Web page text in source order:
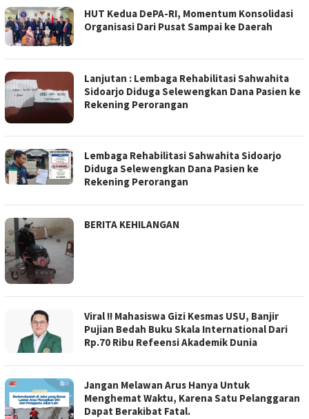
HUT Kedua DePA-RI, Momentum Konsolidasi
Organisasi Dari Pusat Sampai ke Daerah
Lanjutan : Lembaga Rehabilitasi Sahwahita
Sidoarjo Diduga Selewengkan Dana Pasien ke
Rekening Perorangan
Lembaga Rehabilitasi Sahwahita Sidoarjo
Diduga Selewengkan Dana Pasien ke
Rekening Perorangan
BERITA KEHILANGAN
Viral !! Mahasiswa Gizi Kesmas USU, Banjir
Pujian Bedah Buku Skala International Dari
Rp.70 Ribu Refeensi Akademik Dunia
Jangan Melawan Arus Hanya Untuk
Menghemat Waktu, Karena Satu Pelanggaran
Dapat Berakibat Fatal.